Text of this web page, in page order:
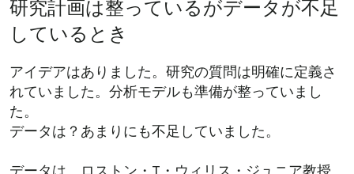
研究計画は整っているがデータが不足
しているとき
アイデアはありました。研究の質問は明確に定義さ
れていました。分析モデルも準備が整っていまし
た。
データは？あまりにも不足していました。